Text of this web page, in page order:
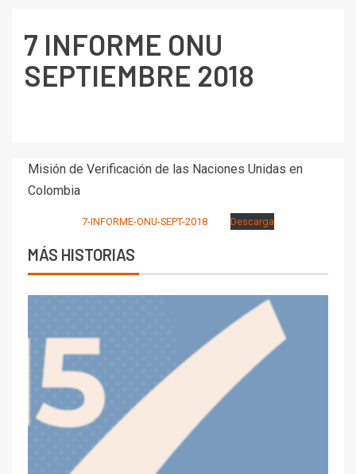
7 INFORME ONU
SEPTIEMBRE 2018
Misión de Verificación de las Naciones Unidas en
Colombia
7-INFORME-ONU-SEPT-2018 Descarga
MÁS HISTORIAS